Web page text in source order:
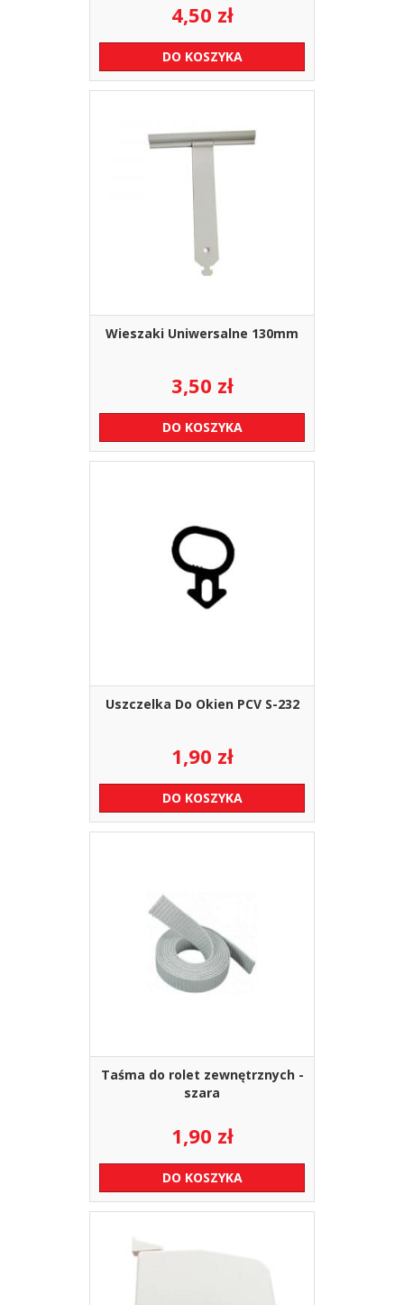
4,50 zł
DO KOSZYKA
Wieszaki Uniwersalne 130mm
3,50 zł
DO KOSZYKA
Uszczelka Do Okien PCV S-232
1,90 zł
DO KOSZYKA
Taśma do rolet zewnętrznych -
szara
1,90 zł
DO KOSZYKA